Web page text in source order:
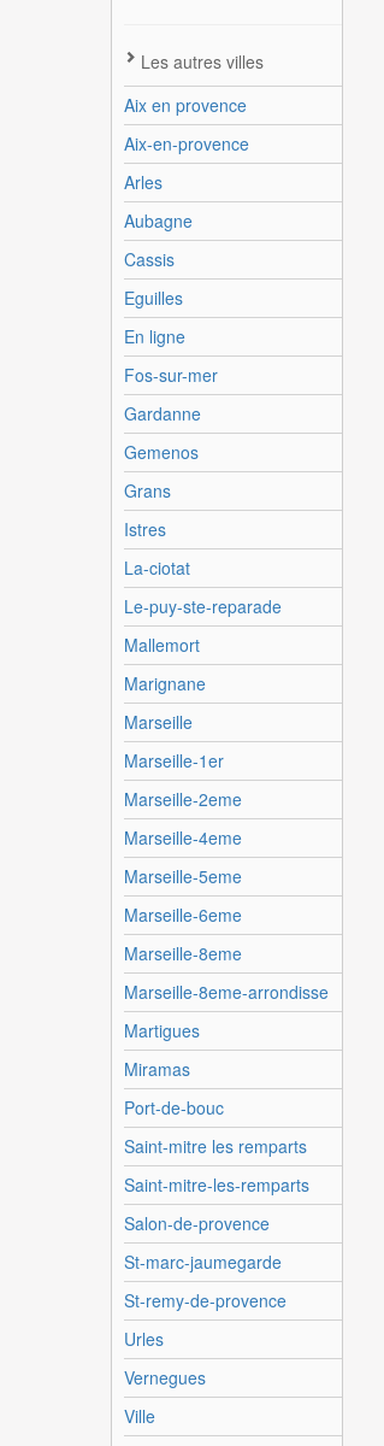
Les autres villes
Aix en provence
Aix-en-provence
Arles
Aubagne
Cassis
Eguilles
En ligne
Fos-sur-mer
Gardanne
Gemenos
Grans
Istres
La-ciotat
Le-puy-ste-reparade
Mallemort
Marignane
Marseille
Marseille-1er
Marseille-2eme
Marseille-4eme
Marseille-5eme
Marseille-6eme
Marseille-8eme
Marseille-8eme-arrondisse
Martigues
Miramas
Port-de-bouc
Saint-mitre les remparts
Saint-mitre-les-remparts
Salon-de-provence
St-marc-jaumegarde
St-remy-de-provence
Urles
Vernegues
Ville